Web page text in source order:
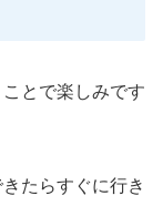
とで楽しみです
たらすぐに行き